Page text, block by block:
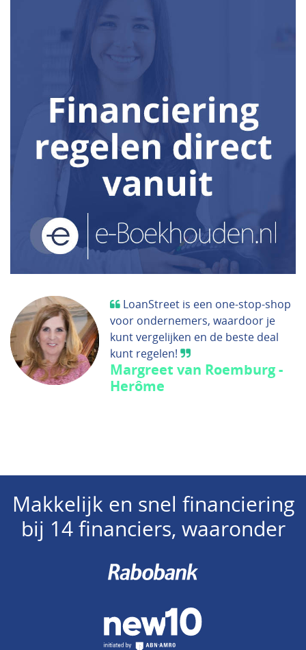
LoanStreet is een one-stop-shop
voor ondernemers, waardoor je
kunt vergelijken en de beste deal
kunt regelen!
Margreet van Roemburg -
Herôme
Makkelijk en snel financiering
bij 14 financiers, waaronder